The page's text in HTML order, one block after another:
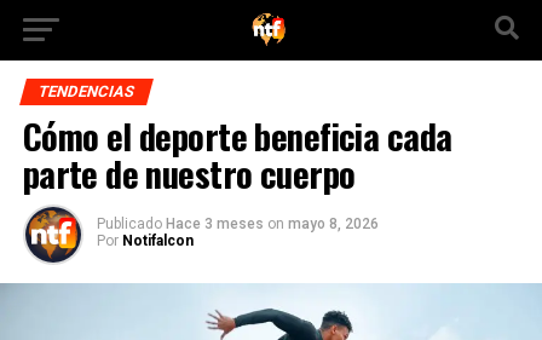
TENDENCIAS
Cómo el deporte beneficia cada
parte de nuestro cuerpo
Publicado Hace 3 meses on mayo 8, 2026
Por Notifalcon